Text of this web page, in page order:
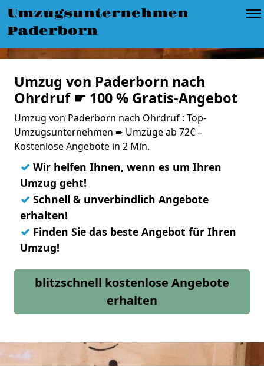
Umzugsunternehmen
Paderborn
Umzug von Paderborn nach
Ohrdruf ☛ 100 % Gratis-Angebot
Umzug von Paderborn nach Ohrdruf : Top-
Umzugsunternehmen ➨ Umzüge ab 72€ –
Kostenlose Angebote in 2 Min.
✓ Wir helfen Ihnen, wenn es um Ihren
Umzug geht!
✓ Schnell & unverbindlich Angebote
erhalten!
✓ Finden Sie das beste Angebot für Ihren
Umzug!
blitzschnell kostenlose Angebote
erhalten